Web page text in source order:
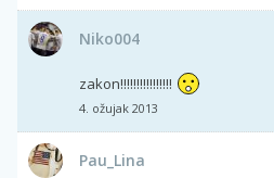
Niko004
zakon!!!!!!!!!!!!!!!!
4. ožujak 2013
Pau_Lina